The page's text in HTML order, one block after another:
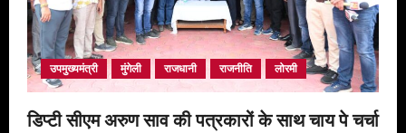
उपमुख्यमंत्री मुंगेली राजधानी राजनीति लोरमी
डिप्टी सीएम अरुण साव की पत्रकारों के साथ चाय पे चर्चा